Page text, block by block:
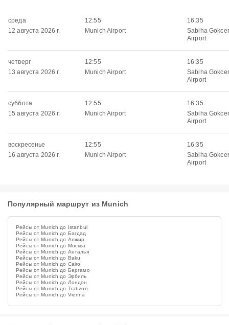
среда
12 августа 2026 г.
12:55
Munich Airport
16:35
Sabiha
Airport
четверг
13 августа 2026 г.
12:55
Munich Airport
16:35
Sabiha
Airport
суббота
15 августа 2026 г.
12:55
Munich Airport
16:35
Sabiha
Airport
воскресенье
16 августа 2026 г.
12:55
Munich Airport
16:35
Sabiha
Airport
Популярный маршрут из Munich
Рейсы от Munich до Istanbul
Рейсы от Munich до Багдад
Рейсы от Munich до Алжир
Рейсы от Munich до Москва
Рейсы от Munich до Анталья
Рейсы от Munich до Baku
Рейсы от Munich до Cairo
Рейсы от Munich до Бергамо
Рейсы от Munich до Эрбиль
Рейсы от Munich до Лондон
Рейсы от Munich до Trabzon
Рейсы от Munich до Vienna